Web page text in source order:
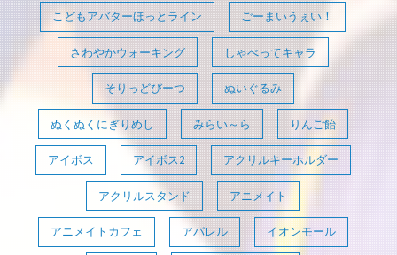
こどもアバターほっとライン ごーまいうぇい！
さわやかウォーキング しゃべってキャラ
そりっどびーつ ぬいぐるみ
ぬくぬくにぎりめし みらい～ら りんご飴
アイボス アイボス2 アクリルキーホルダー
アクリルスタンド アニメイト
アニメイトカフェ アパレル イオンモール